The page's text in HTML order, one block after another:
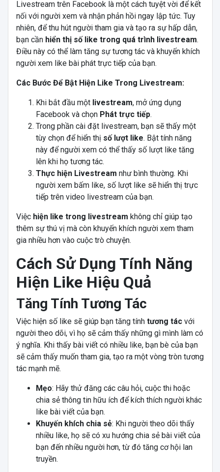
Livestream trên Facebook là một cách tuyệt vời để kết
nối với người xem và nhận phản hồi ngay lập tức. Tuy
nhiên, để thu hút người tham gia và tạo ra sự hấp dẫn,
bạn cần hiển thị số like trong quá trình livestream.
Điều này có thể làm tăng sự tương tác và khuyến khích
người xem like bài phát trực tiếp của bạn.
Các Bước Để Bật Hiện Like Trong Livestream:
Khi bắt đầu một livestream, mở ứng dụng
Facebook và chọn Phát trực tiếp.
Trong phần cài đặt livestream, bạn sẽ thấy một
tùy chọn để hiển thị số lượt like. Bật tính năng
này để người xem có thể thấy số lượt like tăng
lên khi họ tương tác.
Thực hiện Livestream như bình thường. Khi
người xem bấm like, số lượt like sẽ hiển thị trực
tiếp trên video livestream của bạn.
Việc hiện like trong livestream không chỉ giúp tạo
thêm sự thú vị mà còn khuyến khích người xem tham
gia nhiều hơn vào cuộc trò chuyện.
Cách Sử Dụng Tính Năng
Hiện Like Hiệu Quả
Tăng Tính Tương Tác
Việc hiện số like sẽ giúp bạn tăng tính tương tácvới
người theo dõi, vì họ sẽ cảm thấy những gì mình làm có
ý nghĩa. Khi thấy bài viết có nhiều like, bạn bè của bạn
sẽ cảm thấy muốn tham gia, tạo ra một vòng tròn tương
tác mạnh mẽ.
Mẹo: Hãy thử đăng các câu hỏi, cuộc thi hoặc
chia sẻ thông tin hữu ích để kích thích người khác
like bài viết của bạn.
Khuyến khích chia sẻ: Khi người theo dõi thấy
nhiều like, họ sẽ có xu hướng chia sẻ bài viết của
bạn đến nhiều người hơn, từ đó tăng cơ hội lan
truyền.